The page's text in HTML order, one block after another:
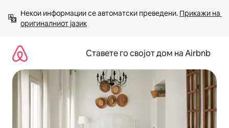
содржина
Некои информации се автоматски преведени. Прикажи на
оригиналниот јазик
Ставете го својот дом на Airbnb